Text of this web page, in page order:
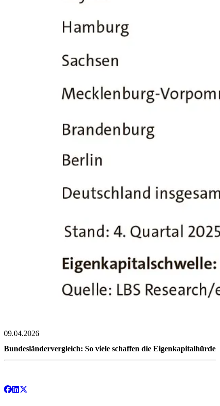
09.04.2026
Bundesländervergleich: So viele schaffen die Eigenkapitalhürde